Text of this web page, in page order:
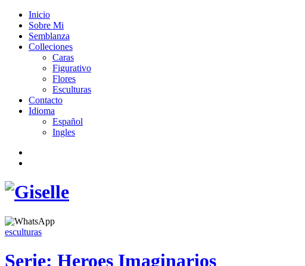
Inicio
Sobre Mi
Semblanza
Colleciones
Caras
Figurativo
Flores
Esculturas
Contacto
Idioma
Español
Ingles
esculturas
Serie: Heroes Imaginarios